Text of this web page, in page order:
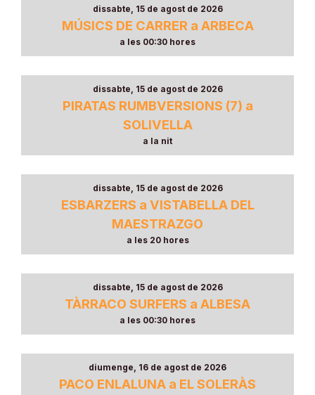
dissabte, 15 de agost de 2026
MÚSICS DE CARRER a ARBECA
a les 00:30 hores
dissabte, 15 de agost de 2026
PIRATAS RUMBVERSIONS (7) a
SOLIVELLA
a la nit
dissabte, 15 de agost de 2026
ESBARZERS a VISTABELLA DEL
MAESTRAZGO
a les 20 hores
dissabte, 15 de agost de 2026
TÀRRACO SURFERS a ALBESA
a les 00:30 hores
diumenge, 16 de agost de 2026
PACO ENLALUNA a EL SOLERÀS